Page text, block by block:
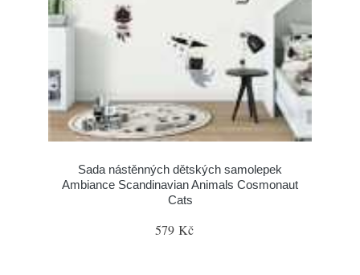
Sada nástěnných dětských samolepek
Ambiance Scandinavian Animals Cosmonaut
Cats
579 Kč